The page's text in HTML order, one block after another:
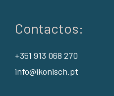
Contactos:
+351 913 068 270
info@ikonisch.pt